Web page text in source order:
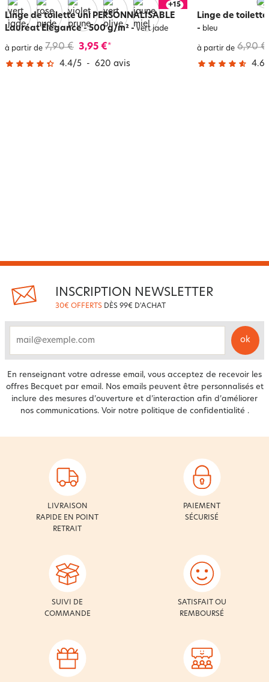
+19
Linge de toilette uni PERSONNALISABLE
Lauréat Élégance - 500 g/m² -vert jade
à partir de 7,90 € 3,95 €*
4.4/5 - 620 avis
Linge de
- bleu
à partir de 6,90 €
4.6
INSCRIPTION NEWSLETTER
30€ OFFERTS DÈS 99€ D'ACHAT
email
ok
En renseignant votre adresse email, vous acceptez de recevoir les
offres Becquet par email. Nos emails peuvent être personnalisés et
inclure des mesures d’ouverture et d’interaction afin d’améliorer
nos communications. Voir notre politique de confidentialité .
LIVRAISON
RAPIDE EN POINT
RETRAIT
PAIEMENT
SÉCURISÉ
SUIVI DE
COMMANDE
SATISFAIT OU
REMBOURSÉ